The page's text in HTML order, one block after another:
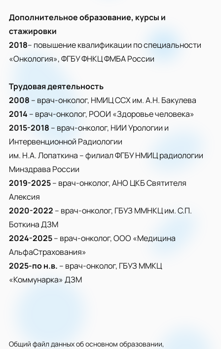
Дополнительное образование, курсы и
стажировки
2018– повышение квалификации по специальности
«Онкология», ФГБУ ФНКЦ ФМБА России
Трудовая деятельность
2008 – врач-онколог, НМИЦ ССХ им. А.Н. Бакулева
2014 – врач-онколог, РООИ «Здоровье человека»
2015-2018 – врач-онколог, НИИ Урологии и
Интервенционной Радиологии
им. Н.А. Лопаткина – филиал ФГБУ НМИЦ радиологии
Минздрава России
2019-2025– врач-онколог, АНО ЦКБ Святителя
Алексия
2020-2022 – врач-онколог, ГБУЗ ММНКЦ им. С.П.
Боткина ДЗМ
2024-2025– врач-онколог, ООО «Медицина
АльфаСтрахования»
2025-по н.в. – врач-онколог, ГБУЗ ММКЦ
«Коммунарка» ДЗМ
Общий файл данных об основном образовании,